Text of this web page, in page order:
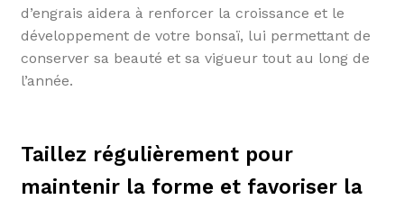
d’engrais aidera à renforcer la croissance et le
développement de votre bonsaï, lui permettant de
conserver sa beauté et sa vigueur tout au long de
l’année.
Taillez régulièrement pour
maintenir la forme et favoriser la